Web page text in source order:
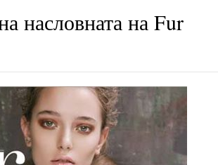
насловната на Fur